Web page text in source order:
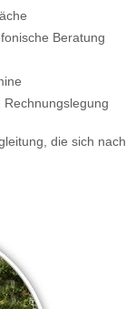
Beratung
die sich nach